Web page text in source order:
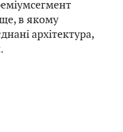
в якому
архітектура,